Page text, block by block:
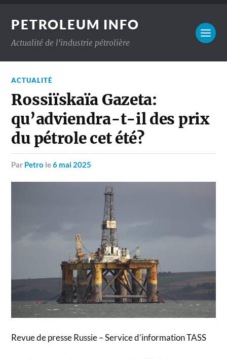
PETROLEUM INFO
Actualité de l'industrie pétrolière
ACTUALITÉ
Rossiïskaïa Gazeta:
qu’adviendra-t-il des prix
du pétrole cet été?
par Petro le6 mai 2025
Revue de presse Russie – Service d’information TASS